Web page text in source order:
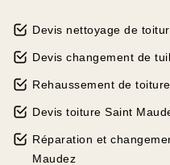
Devis nettoyage de
Devis changement de
Rehaussement de
Devis toiture Saint
Réparation et
Maudez